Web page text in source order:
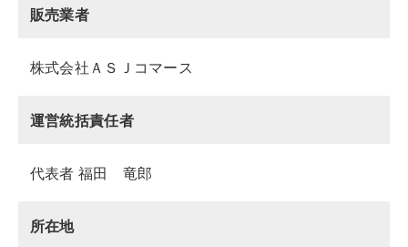
販売業者
株式会社ＡＳＪコマース
運営統括責任者
代表者 福田 竜郎
所在地